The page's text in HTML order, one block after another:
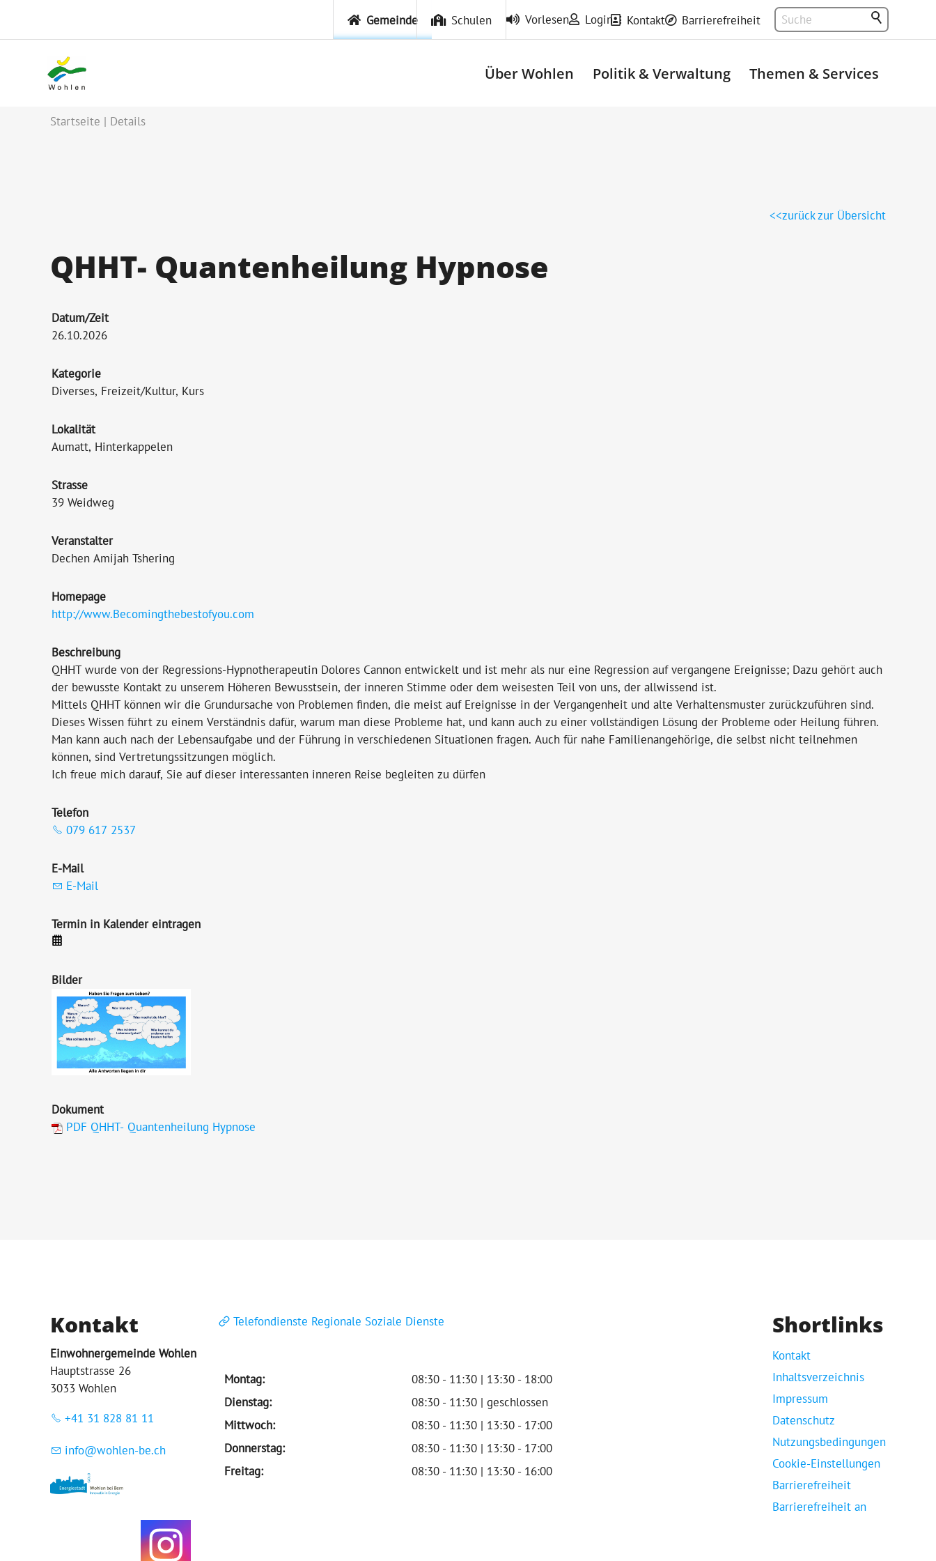
Barrierefreiheit
Kontakt
Login
Gemeinde Schulen Vorlesen
Über Wohlen Politik & Verwaltung Themen & Services
Startseite Details
zurück zur Übersicht
QHHT- Quantenheilung Hypnose
Datum/Zeit
26.10.2026
Kategorie
Diverses, Freizeit/Kultur, Kurs
Lokalität
Aumatt, Hinterkappelen
Strasse
39 Weidweg
Veranstalter
Dechen Amijah Tshering
Homepage
http://www.Becomingthebestofyou.com
Beschreibung
QHHT wurde von der Regressions-Hypnotherapeutin Dolores Cannon entwickelt und ist mehr als nur eine Regression auf vergangene Ereignisse; Dazu gehört auch
der bewusste Kontakt zu unserem Höheren Bewusstsein, der inneren Stimme oder dem weisesten Teil von uns, der allwissend ist.
Mittels QHHT können wir die Grundursache von Problemen finden, die meist auf Ereignisse in der Vergangenheit und alte Verhaltensmuster zurückzuführen sind.
Dieses Wissen führt zu einem Verständnis dafür, warum man diese Probleme hat, und kann auch zu einer vollständigen Lösung der Probleme oder Heilung führen.
Man kann auch nach der Lebensaufgabe und der Führung in verschiedenen Situationen fragen. Auch für nahe Familienangehörige, die selbst nicht teilnehmen
können, sind Vertretungssitzungen möglich.
Ich freue mich darauf, Sie auf dieser interessanten inneren Reise begleiten zu dürfen
Telefon
079 617 2537
E-Mail
E-Mail
Termin in Kalender eintragen
Bilder
Dokument
PDF QHHT- Quantenheilung Hypnose
Kontakt
Einwohnergemeinde Wohlen
Hauptstrasse 26
3033 Wohlen
+41 31 828 81 11
nf w hl n-b ch
Telefondienste Regionale Soziale Dienste
Montag:
08:30 - 11:30 | 13:30 - 18:00
Dienstag:
08:30 - 11:30 | geschlossen
Mittwoch:
08:30 - 11:30 | 13:30 - 17:00
Donnerstag:
08:30 - 11:30 | 13:30 - 17:00
Freitag:
08:30 - 11:30 | 13:30 - 16:00
Shortlinks
Kontakt
Inhaltsverzeichnis
Impressum
Datenschutz
Nutzungsbedingungen
Cookie-Einstellungen
Barrierefreiheit
Barrierefreiheit an